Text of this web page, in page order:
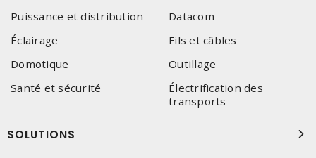
Puissance et distribution
Datacom
Éclairage
Fils et câbles
Domotique
Outillage
Santé et sécurité
Électrification des
transports
SOLUTIONS